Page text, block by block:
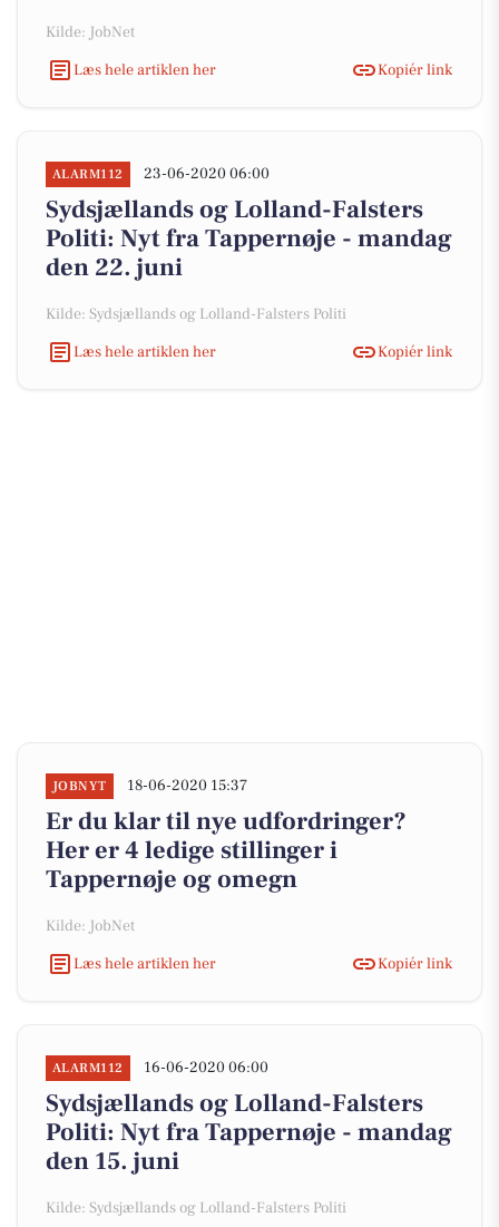
Kilde: JobNet
Læs hele artiklen her
Kopiér link
ALARM112 23-06-2020 06:00
Sydsjællands og Lolland-Falsters
Politi: Nyt fra Tappernøje - mandag
den 22. juni
Kilde: Sydsjællands og Lolland-Falsters Politi
Læs hele artiklen her
Kopiér link
JOBNYT 18-06-2020 15:37
Er du klar til nye udfordringer?
Her er 4 ledige stillinger i
Tappernøje og omegn
Kilde: JobNet
Læs hele artiklen her
Kopiér link
ALARM112 16-06-2020 06:00
Sydsjællands og Lolland-Falsters
Politi: Nyt fra Tappernøje - mandag
den 15. juni
Kilde: Sydsjællands og Lolland-Falsters Politi